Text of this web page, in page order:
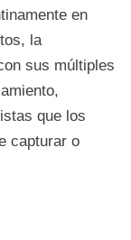
en
la
sus múltiples
que los
capturar o